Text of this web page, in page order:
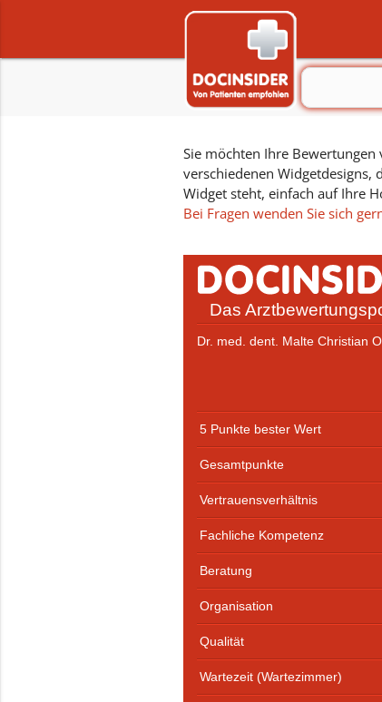
Sie möchten Ihre
verschiedenen Widgetdesigns,
Widget steht, einfach auf Ihre
Bei Fragen wenden Sie sich